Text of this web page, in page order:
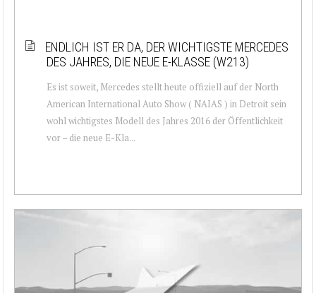
ENDLICH IST ER DA, DER WICHTIGSTE MERCEDES
DES JAHRES, DIE NEUE E-KLASSE (W213)
Es ist soweit, Mercedes stellt heute offiziell auf der North
American International Auto Show ( NAIAS ) in Detroit sein
wohl wichtigstes Modell des Jahres 2016 der Öffentlichkeit
vor – die neue E-Kla...